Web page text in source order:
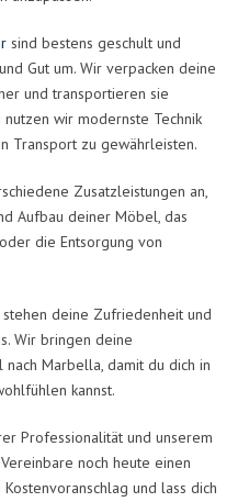
sind bestens geschult und
Gut um. Wir verpacken deine
und transportieren sie
wir modernste Technik
Transport zu gewährleisten.
Zusatzleistungen an,
Aufbau deiner Möbel, das
die Entsorgung von
deine Zufriedenheit und
Wir bringen deine
Marbella, damit du dich in
kannst.
Professionalität und unserem
noch heute einen
und lass dich